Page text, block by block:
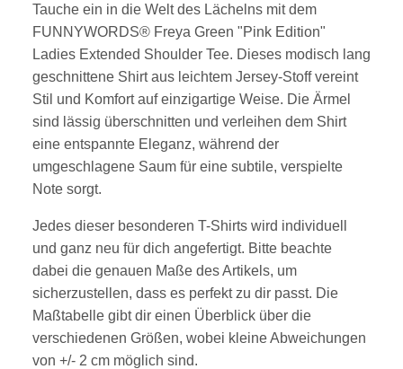
Tauche ein in die Welt des Lächelns mit dem
FUNNYWORDS® Freya Green "Pink Edition"
Ladies Extended Shoulder Tee. Dieses modisch lang
geschnittene Shirt aus leichtem Jersey-Stoff vereint
Stil und Komfort auf einzigartige Weise. Die Ärmel
sind lässig überschnitten und verleihen dem Shirt
eine entspannte Eleganz, während der
umgeschlagene Saum für eine subtile, verspielte
Note sorgt.
Jedes dieser besonderen T-Shirts wird individuell
und ganz neu für dich angefertigt. Bitte beachte
dabei die genauen Maße des Artikels, um
sicherzustellen, dass es perfekt zu dir passt. Die
Maßtabelle gibt dir einen Überblick über die
verschiedenen Größen, wobei kleine Abweichungen
von +/- 2 cm möglich sind.